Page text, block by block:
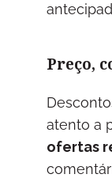
Preço,
atento a
ofertas